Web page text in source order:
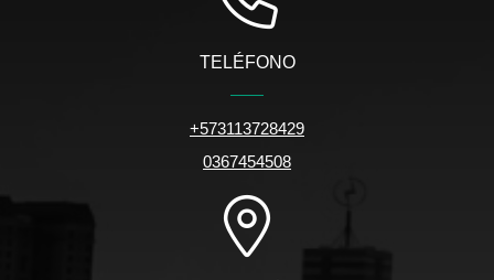
TELÉFONO
+573113728429
0367454508